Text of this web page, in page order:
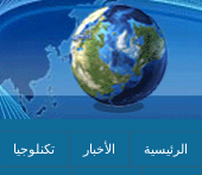
الرئيسية الأخبار تكنلوجيا